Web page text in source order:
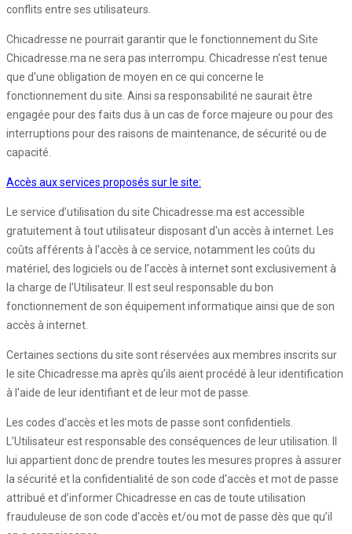
conflits entre ses utilisateurs.
Chicadresse ne pourrait garantir que le fonctionnement du Site
Chicadresse.ma ne sera pas interrompu. Chicadresse n'est tenue
que d'une obligation de moyen en ce qui concerne le
fonctionnement du site. Ainsi sa responsabilité ne saurait être
engagée pour des faits dus à un cas de force majeure ou pour des
interruptions pour des raisons de maintenance, de sécurité ou de
capacité.
Accès aux services proposés sur le site:
Le service d’utilisation du site Chicadresse.ma est accessible
gratuitement à tout utilisateur disposant d'un accès à internet. Les
coûts afférents à l'accès à ce service, notamment les coûts du
matériel, des logiciels ou de l’accès à internet sont exclusivement à
la charge de l'Utilisateur. Il est seul responsable du bon
fonctionnement de son équipement informatique ainsi que de son
accès à internet.
Certaines sections du site sont réservées aux membres inscrits sur
le site Chicadresse.ma après qu’ils aient procédé à leur identification
à l'aide de leur identifiant et de leur mot de passe.
Les codes d'accès et les mots de passe sont confidentiels.
L’Utilisateur est responsable des conséquences de leur utilisation. Il
lui appartient donc de prendre toutes les mesures propres à assurer
la sécurité et la confidentialité de son code d'accès et mot de passe
attribué et d’informer Chicadresse en cas de toute utilisation
frauduleuse de son code d'accès et/ou mot de passe dès que qu’il